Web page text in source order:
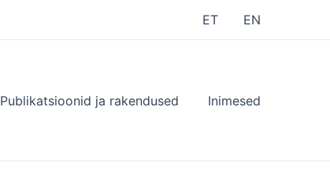
ET EN
Publikatsioonid ja rakendused Inimesed